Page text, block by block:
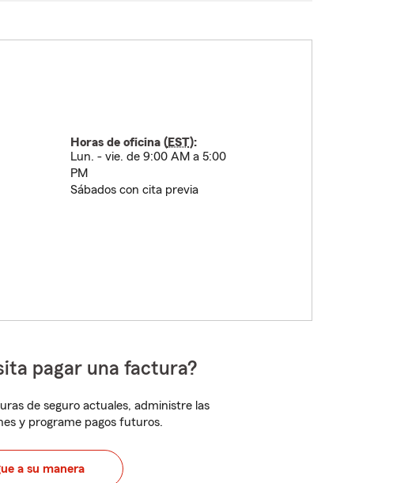
Horas de oficina (EST):
Lun. - vie. de 9:00 AM a 5:00
PM
Sábados con cita previa
pagar una factura?
de seguro actuales, administre las
y programe pagos futuros.
a su manera